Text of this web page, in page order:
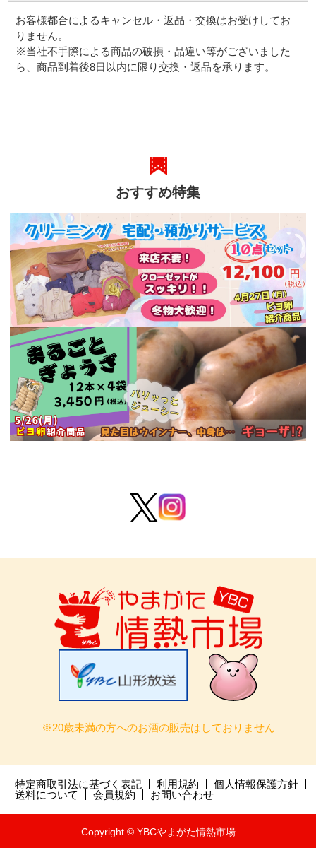
お客様都合によるキャンセル・返品・交換はお受けしてお
りません。
※当社不手際による商品の破損・品違い等がございました
ら、商品到着後8日以内に限り交換・返品を承ります。
おすすめ特集
※20歳未満の方へのお酒の販売はしておりません
特定商取引法に基づく表記 利用規約
個人情報保護方針
送料について
会員規約 お問い合わせ
Copyright © YBCやまがた情熱市場